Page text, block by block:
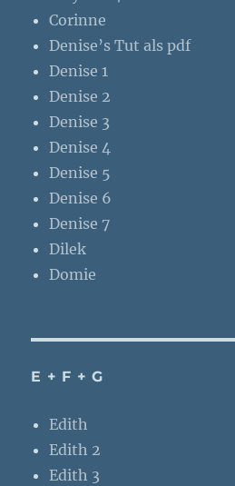
Corinne
Denise’s Tut als pdf
Denise 1
Denise 2
Denise 3
Denise 4
Denise 5
Denise 6
Denise 7
Dilek
Domie
E + F + G
Edith
Edith 2
Edith 3